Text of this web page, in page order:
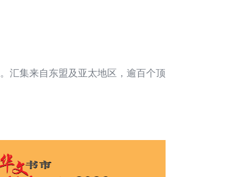
汇集来自东盟及亚太地区，逾百个顶